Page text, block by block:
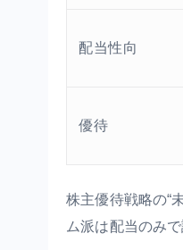
配当性向
優待
株主優待戦略の“
ム派は配当のみで